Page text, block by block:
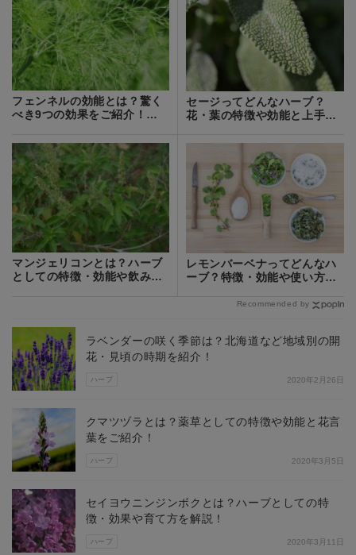
フェンネルの効能とは？驚く
べき9つの効果をご紹介！お
セージってどんなハーブ？
花・葉の特徴や効能と上手な
マンジェリコンとは？ハーブ
としての特徴・効能や飲み方
レモンバーベナってどんなハ
ーブ？特徴・効能や使い方を
Recommended by
ハーブ
ラベンダーの咲く季節は？北海道など地域別の開
花・見頃の時期を紹介！
2020年2月26日
ハーブ
クマツヅラとは？薬草としての特徴や効能と花言
葉をご紹介！
2020年3月5日
ハーブ
セイヨウニンジンボクとは？ハーブとしての特
徴・効果や育て方を解説！
2020年3月11日